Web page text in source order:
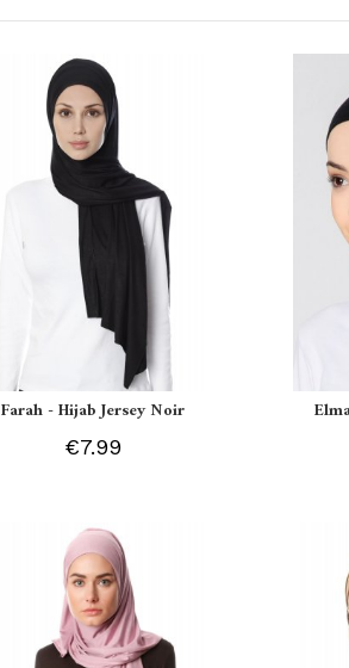
Farah - Hijab Jersey Noir
€7.99